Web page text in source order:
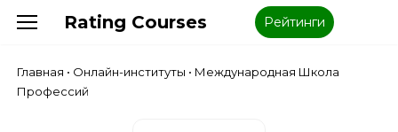
Rating Courses Рейтинги
Главная • Онлайн-институты • Международная Школа
Профессий